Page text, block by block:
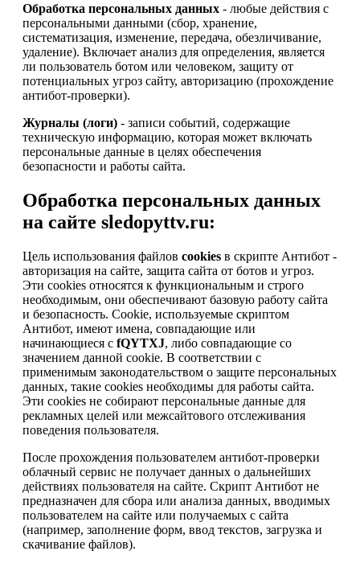
Обработка персональных данных - любые действия с
персональными данными (сбор, хранение,
систематизация, изменение, передача, обезличивание,
удаление). Включает анализ для определения, является
ли пользователь ботом или человеком, защиту от
потенциальных угроз сайту, авторизацию (прохождение
антибот-проверки).
Журналы (логи) - записи событий, содержащие
техническую информацию, которая может включать
персональные данные в целях обеспечения
безопасности и работы сайта.
Обработка персональных данных
на сайте sledopyttv.ru:
Цель использования файлов cookies в скрипте Антибот -
авторизация на сайте, защита сайта от ботов и угроз.
Эти cookies относятся к функциональным и строго
необходимым, они обеспечивают базовую работу сайта
и безопасность. Cookie, используемые скриптом
Антибот, имеют имена, совпадающие или
начинающиеся с fQYTXJ, либо совпадающие со
значением данной cookie. В соответствии с
применимым законодательством о защите персональных
данных, такие cookies необходимы для работы сайта.
Эти cookies не собирают персональные данные для
рекламных целей или межсайтового отслеживания
поведения пользователя.
После прохождения пользователем антибот-проверки
облачный сервис не получает данных о дальнейших
действиях пользователя на сайте. Скрипт Антибот не
предназначен для сбора или анализа данных, вводимых
пользователем на сайте или получаемых с сайта
(например, заполнение форм, ввод текстов, загрузка и
скачивание файлов).